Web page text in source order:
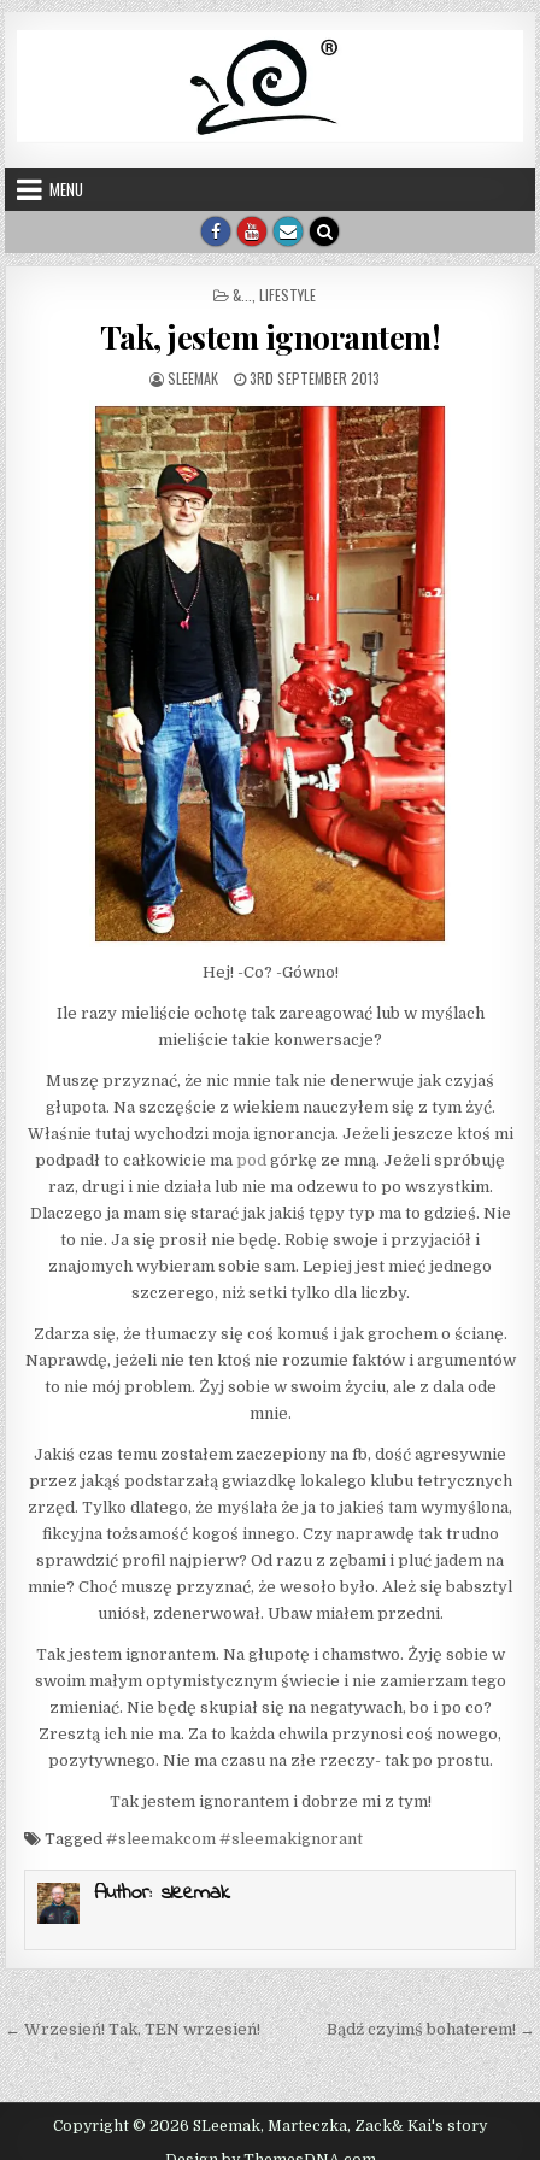
Skip to content
MENU
POSTED IN
&... LIFESTYLE
Tak, jestem ignorantem!
AUTHOR:
SLEEMAK PUBLISHED DATE:
3RD SEPTEMBER 2013
Hej! -Co? -Gówno!
Ile razy mieliście ochotę tak zareagować lub w myślach
mieliście takie konwersacje?
Muszę przyznać, że nic mnie tak nie denerwuje jak czyjaś
głupota. Na szczęście z wiekiem nauczyłem się z tym żyć.
Właśnie tutaj wychodzi moja ignorancja. Jeżeli jeszcze ktoś mi
podpadł to całkowicie ma pod górkę ze mną. Jeżeli spróbuję
raz, drugi i nie działa lub nie ma odzewu to po wszystkim.
Dlaczego ja mam się starać jak jakiś tępy typ ma to gdzieś. Nie
to nie. Ja się prosił nie będę. Robię swoje i przyjaciół i
znajomych wybieram sobie sam. Lepiej jest mieć jednego
szczerego, niż setki tylko dla liczby.
Zdarza się, że tłumaczy się coś komuś i jak grochem o ścianę.
Naprawdę, jeżeli nie ten ktoś nie rozumie faktów i argumentów
to nie mój problem. Żyj sobie w swoim życiu, ale z dala ode
mnie.
Jakiś czas temu zostałem zaczepiony na fb, dość agresywnie
przez jakąś podstarzałą gwiazdkę lokalego klubu tetrycznych
zrzęd. Tylko dlatego, że myślała że ja to jakieś tam wymyślona,
fikcyjna tożsamość kogoś innego. Czy naprawdę tak trudno
sprawdzić profil najpierw? Od razu z zębami i pluć jadem na
mnie? Choć muszę przyznać, że wesoło było. Ależ się babsztyl
uniósł, zdenerwował. Ubaw miałem przedni.
Tak jestem ignorantem. Na głupotę i chamstwo. Żyję sobie w
swoim małym optymistycznym świecie i nie zamierzam tego
zmieniać. Nie będę skupiał się na negatywach, bo i po co?
Zresztą ich nie ma. Za to każda chwila przynosi coś nowego,
pozytywnego. Nie ma czasu na złe rzeczy- tak po prostu.
Tak jestem ignorantem i dobrze mi z tym!
Tagged#sleemakcom #sleemakignorant
Author: sleemak
Post navigation
← Wrzesień! Tak, TEN wrzesień! Bądź czyimś bohaterem! →
Copyright © 2026 SLeemak, Marteczka, Zack& Kai's story